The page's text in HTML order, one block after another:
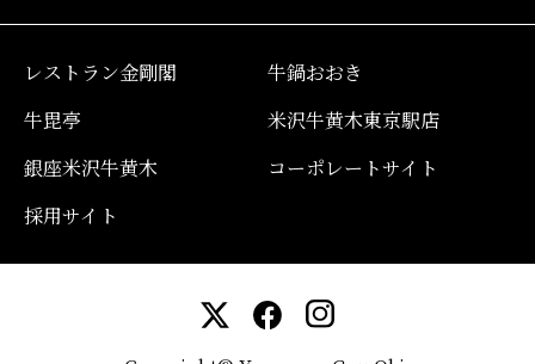
レストラン金剛閣
牛鍋おおき
牛毘亭
米沢牛黄木東京駅店
銀座米沢牛黄木
コーポレートサイト
採用サイト